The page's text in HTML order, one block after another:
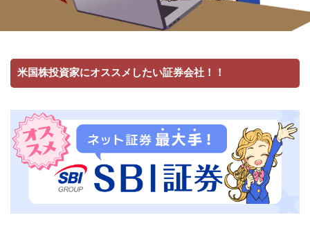
米国株投資家にオススメしたい証券会社！！